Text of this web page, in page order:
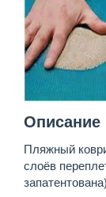
Описание
Пляжный
слоёв